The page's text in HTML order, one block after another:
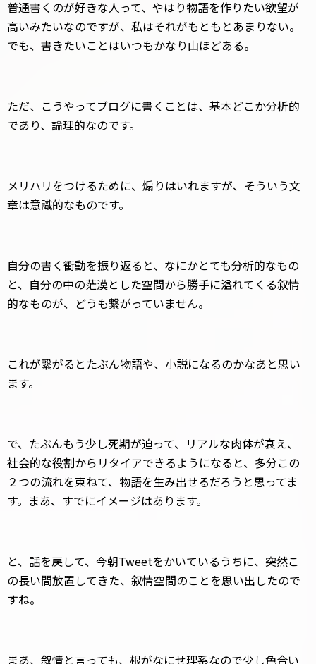
普通書くのが好きな人って、やはり物語を作りたい欲望が
高いみたいなのですが、私はそれがもともとあまりない。
でも、書きたいことはいつもかなり山ほどある。
ただ、こうやってブログに書くことは、基本どこか分析的
であり、論理的なのです。
メリハリをつけるために、煽りはいれますが、そういう文
章は意識的なものです。
自分の書く衝動を振り返ると、なにかとても分析的なもの
と、自分の中の茫漠とした空間から勝手に溢れてくる叙情
的なものが、どうも繋がっていません。
これが繋がるとたぶん物語や、小説になるのかなあと思い
ます。
で、たぶんもう少し死期が迫って、リアルな肉体が衰え、
社会的な役割からリタイアできるようになると、多分この
２つの流れを束ねて、物語を生み出せるだろうと思ってま
す。まあ、すでにイメージはあります。
と、話を戻して、今朝Tweetをかいているうちに、突然こ
の長い間放置してきた、叙情空間のことを思い出したので
すね。
まあ、叙情と言っても、根がなにせ理系なので少し色合い